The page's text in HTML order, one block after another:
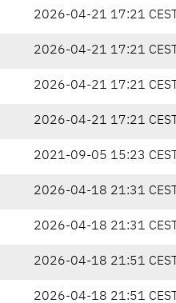
2026-04-21 17:21 CEST
2026-04-21 17:21 CEST
2026-04-21 17:21 CEST
2026-04-21 17:21 CEST
2021-09-05 15:23 CEST
2026-04-18 21:31 CEST
2026-04-18 21:31 CEST
2026-04-18 21:51 CEST
2026-04-18 21:51 CEST